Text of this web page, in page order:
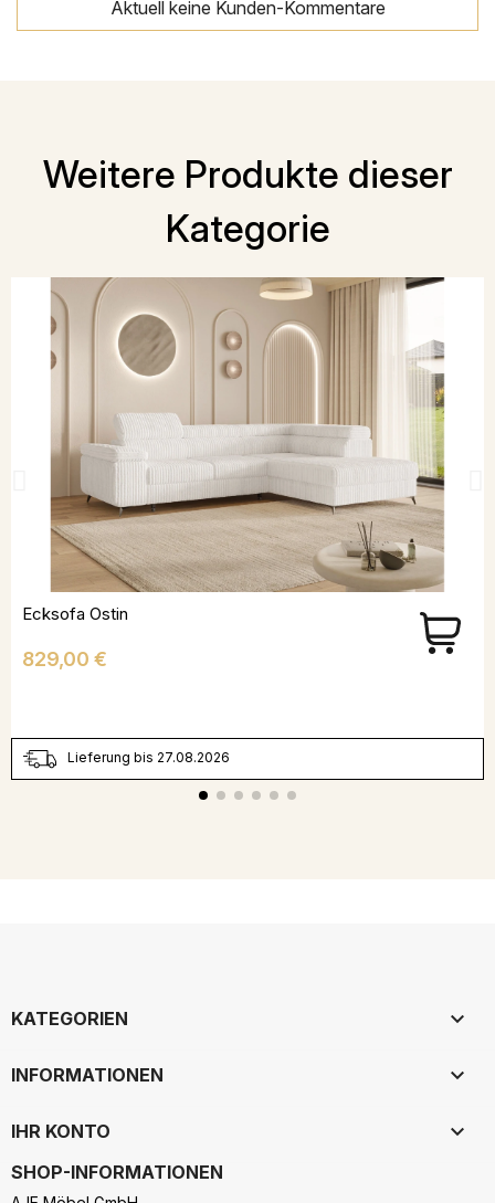
Aktuell keine Kunden-Kommentare
Weitere Produkte dieser
Kategorie
Ecksofa Ostin
Preis
829,00 €
Lieferung bis 27.08.2026
KATEGORIEN 
INFORMATIONEN 
IHR KONTO 
SHOP-INFORMATIONEN